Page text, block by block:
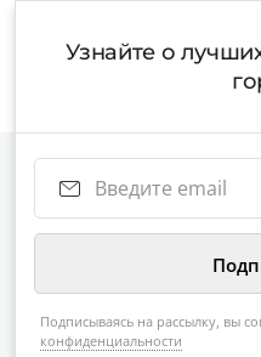
Узнайте о
Подписываясь на рассылку, вы
конфиденциальности